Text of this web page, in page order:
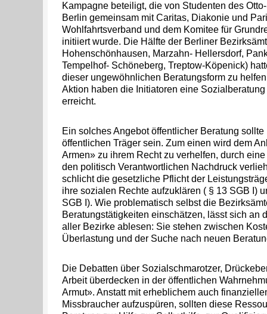
Kampagne beteiligt, die von Studenten des
Berlin gemeinsam mit Caritas, Diakonie und
Wohlfahrtsverband und dem Komitee für
initiiert wurde. Die Hälfte der Berliner
Hohenschönhausen, Marzahn- Hellersdorf,
Tempelhof- Schöneberg, Treptow-Köpenick)
dieser ungewöhnlichen Beratungsform zu
Aktion haben die Initiatoren eine
erreicht.
Ein solches Angebot öffentlicher Beratung sollte
öffentlichen Träger sein. Zum einen wird dem
Armen» zu ihrem Recht zu verhelfen, durch
den politisch Verantwortlichen Nachdruck
schlicht die gesetzliche Pflicht der
ihre sozialen Rechte aufzuklären ( § 13 SGB I)
SGB I). Wie problematisch selbst die
Beratungstätigkeiten einschätzen, lässt sich an
aller Bezirke ablesen: Sie stehen zwischen
Überlastung und der Suche nach neuen
Die Debatten über Sozialschmarotzer,
Arbeit überdecken in der öffentlichen
Armut». Anstatt mit erheblichem auch
Missbraucher aufzuspüren, sollten diese